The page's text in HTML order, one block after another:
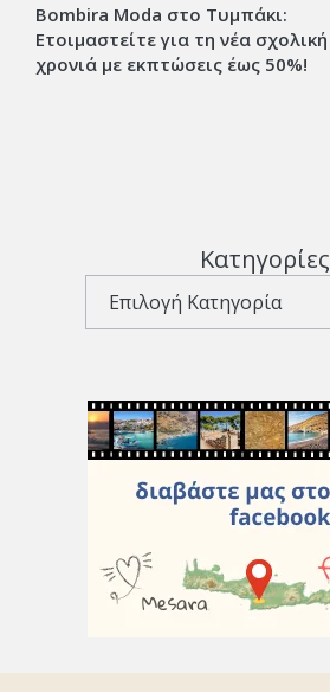
Bombira Moda στο Τυμπάκι:
Ετοιμαστείτε για τη νέα σχολική
χρονιά με εκπτώσεις έως 50%!
Κατηγορίες